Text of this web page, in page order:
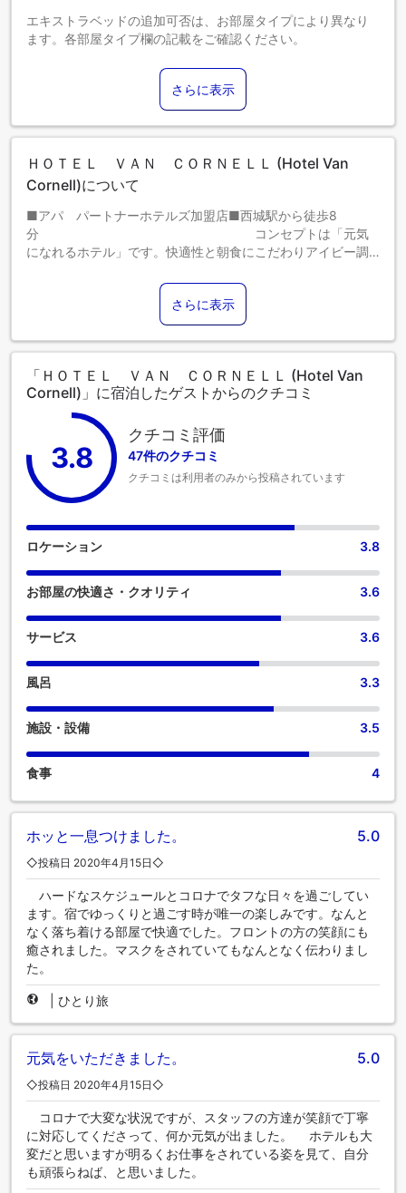
エキストラベッドの追加可否は、お部屋タイプにより異なり
ます。各部屋タイプ欄の記載をご確認ください。
さらに表示
ＨＯＴＥＬ ＶＡＮ ＣＯＲＮＥＬＬ (Hotel Van
Cornell)について
■アパ パートナーホテルズ加盟店■西城駅から徒歩8
分 コンセプトは「元気
になれるホテル」です。快適性と朝食にこだわりアイビー調
づき、当ホテルではチェックインの際に宿泊税を別途頂戴し
さらに表示
「ＨＯＴＥＬ ＶＡＮ ＣＯＲＮＥＬＬ (Hotel Van
Cornell)」に宿泊したゲストからのクチコミ
3.8
クチコミ評価
47件のクチコミ
クチコミは利用者のみから投稿されています
ロケーション 3.8
お部屋の快適さ・クオリティ 3.6
サービス 3.6
風呂 3.3
施設・設備 3.5
食事 4
ホッと一息つけました。 5.0
◇投稿日 2020年4月15日◇
ハードなスケジュールとコロナでタフな日々を過ごしてい
ます。宿でゆっくりと過ごす時が唯一の楽しみです。なんと
なく落ち着ける部屋で快適でした。フロントの方の笑顔にも
癒されました。マスクをされていてもなんとなく伝わりまし
た。
ひとり旅
元気をいただきました。 5.0
◇投稿日 2020年4月15日◇
コロナで大変な状況ですが、スタッフの方達が笑顔で丁寧
に対応してくださって、何か元気が出ました。 ホテルも大
変だと思いますが明るくお仕事をされている姿を見て、自分
も頑張らねば、と思いました。